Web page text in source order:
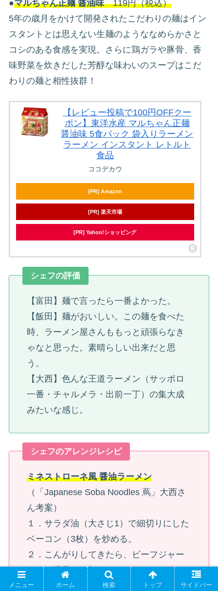
●マルちゃん正麺 醤油味119円（税込）
5年の歳月をかけて開発されたこだわりの麺はイン
スタントとは思えない生麺のようななめらかさと
コシのある食感を実現。さらに鶏ガラや豚骨、香
味野菜を炊きだした芳醇な味わいのスープはこだ
わりの麺と相性抜群！
【レビュー投稿で100円OFFクー
ポン】東洋水産 マルちゃん正麺
醤油味 5食パック 袋入りラーメン
ラーメン インスタント レトルト
食品
ココデカウ
[PR] Amazon
[PR] 楽天市場
[PR] Yahoo!ショッピング
シェフの評価
【富田】麺で言ったら一番よかった。
【飯田】麺がおいしい。この麺を食べた
時、ラーメン屋さんももっと頑張らなき
ゃなと思った。素晴らしい出来だと思
う。
【大西】色んな王道ラーメン（サッポロ
一番・チャルメラ・出前一丁）の集大成
みたいな感じ。
シェフのアレンジレシピ
ミネストローネ風 醤油ラーメン
（「Japanese Soba Noodles 蔦」大西さ
ん考案）
１．サラダ油（大さじ1）で細切りにした
ベーコン（3枚）を炒める。
２．こんがりしてきたら、ビーフジャー
キー（適量）を加える。
３．トマトジュース（200ml）水
メニュー ホーム 検索 トップ サイドバー